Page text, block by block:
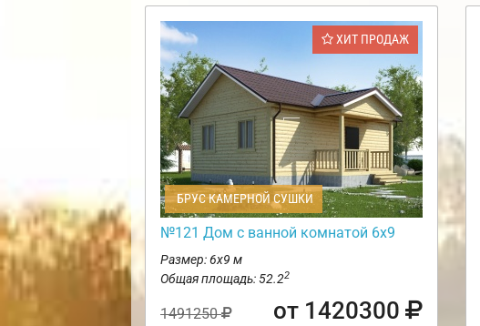
ХИТ ПРОДАЖ
БРУС КАМЕРНОЙ СУШКИ
№121 Дом с ванной комнатой 6х9
Размер: 6х9 м
Общая площадь: 52.22
1491250 от 1420300